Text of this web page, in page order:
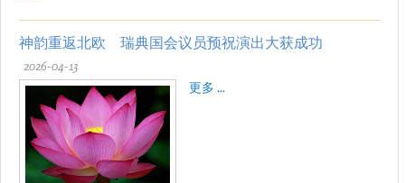
神韵重返北欧 瑞典国会议员预祝演出大获成功
2026-04-13
更多 ...